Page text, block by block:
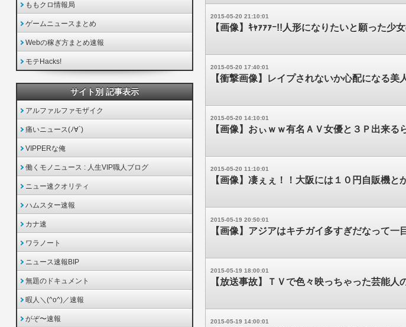
2015-05-20 21:10:01
【画像】ｷｬｧｧｧｰ!!人形になりたいと願った
2015-05-20 17:40:01
【衝撃画像】レイプされないか心配になる美
2015-05-20 14:10:01
【画像】おぃｗｗ有名ＡＶ女優と３Ｐ出来る
2015-05-20 11:10:01
【画像】凄ぇぇ！！大阪には１０円自販機と
2015-05-19 20:50:01
【画像】アジアはキチガイ多すぎだなって一
2015-05-19 18:00:01
【放送事故】ＴＶで色々映っちゃった芸能人
2015-05-19 14:00:01
ももクロ情報局
ゲームニュースまとめ
Webの稼ぎ方まとめ速報
モテHacks!
サイト別 記事表示
アルファルファモザイク
痛いニュース(ﾉ∀`)
VIPPERな俺
働くモノニュース : 人生VIP職人ブログ
ニュー速クオリティ
ハムスター速報
カナ速
ワラノート
ニュース速報BIP
無題のドキュメント
暇人＼(^o^)／速報
がぞ〜速報